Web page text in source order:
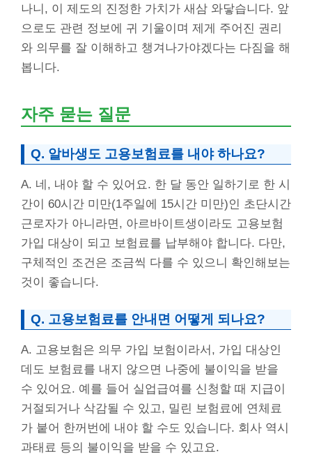
나니, 이 제도의 진정한 가치가 새삼 와닿습니다. 앞
으로도 관련 정보에 귀 기울이며 제게 주어진 권리
와 의무를 잘 이해하고 챙겨나가야겠다는 다짐을 해
봅니다.
자주 묻는 질문
Q. 알바생도 고용보험료를 내야 하나요?
A. 네, 내야 할 수 있어요. 한 달 동안 일하기로 한 시
간이 60시간 미만(1주일에 15시간 미만)인 초단시간
근로자가 아니라면, 아르바이트생이라도 고용보험
가입 대상이 되고 보험료를 납부해야 합니다. 다만,
구체적인 조건은 조금씩 다를 수 있으니 확인해보는
것이 좋습니다.
Q. 고용보험료를 안내면 어떻게 되나요?
A. 고용보험은 의무 가입 보험이라서, 가입 대상인
데도 보험료를 내지 않으면 나중에 불이익을 받을
수 있어요. 예를 들어 실업급여를 신청할 때 지급이
거절되거나 삭감될 수 있고, 밀린 보험료에 연체료
가 붙어 한꺼번에 내야 할 수도 있습니다. 회사 역시
과태료 등의 불이익을 받을 수 있고요.